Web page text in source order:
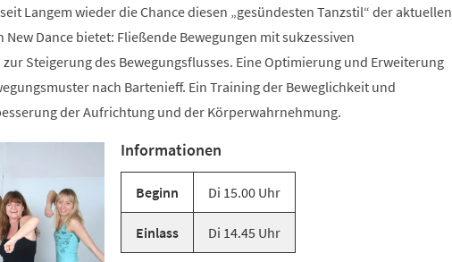
Langem wieder die Chance diesen „gesündesten Tanzstil“ der aktuellen
New Dance bietet: Fließende Bewegungen mit sukzessiven
Steigerung des Bewegungsflusses. Eine Optimierung und Erweiterung
nach Bartenieff. Ein Training der Beweglichkeit und
der Aufrichtung und der Körperwahrnehmung.
Informationen
Beginn Di 15.00 Uhr
Einlass Di 14.45 Uhr